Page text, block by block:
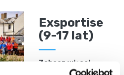
Exsportise
(9-17 lat)
Zobacz więcej